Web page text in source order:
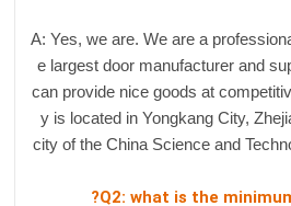
A: Yes, we are. We are a
e largest door manufacturer and
can provide nice goods at
y is located in Yongkang City,
city of the China Science and
Q2: what is the